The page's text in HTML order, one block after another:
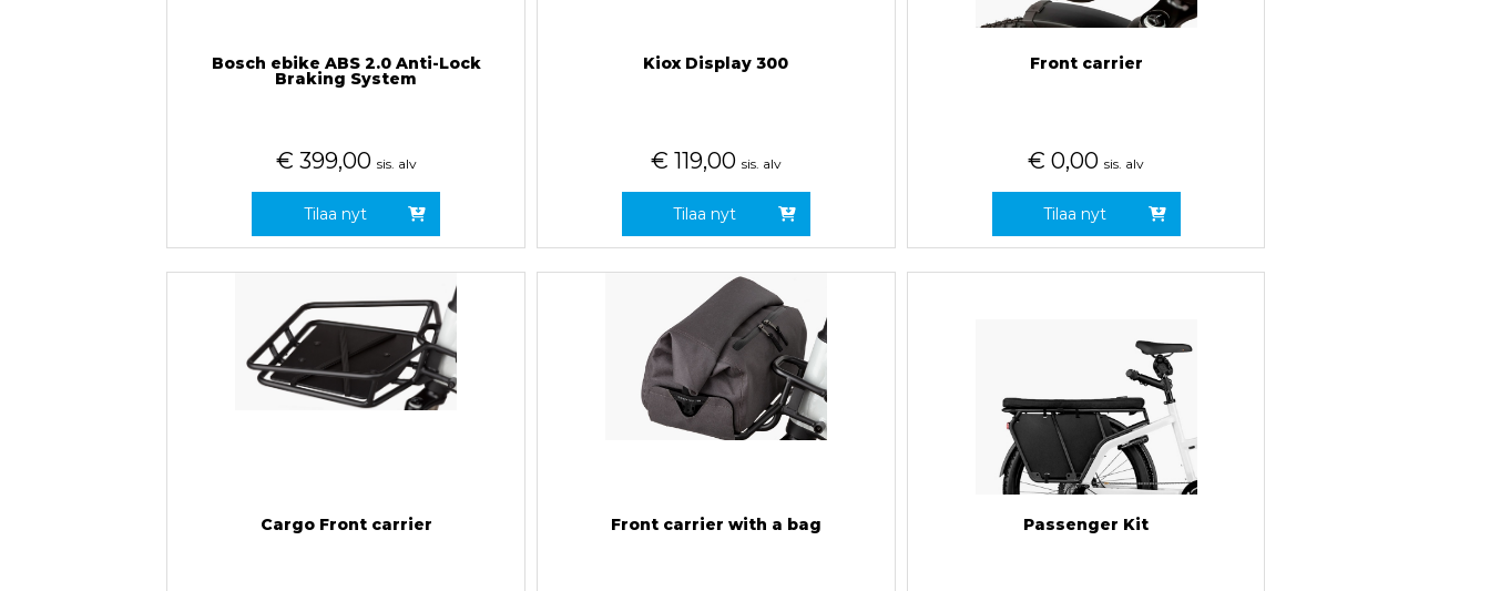
Bosch ebike ABS 2.0 Anti-Lock
Braking System
€ 399,00 sis. alv
Tilaa nyt
Kiox Display 300
€ 119,00 sis. alv
Tilaa nyt
Front carrier
€ 0,00 sis. alv
Tilaa nyt
Cargo Front carrier Front carrier with a bag Passenger Kit